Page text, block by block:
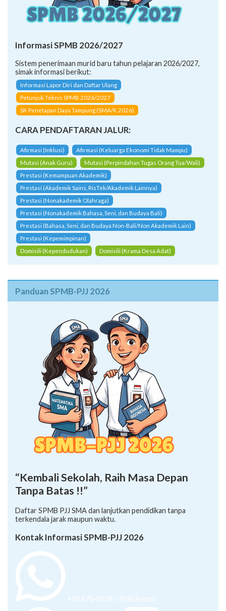
Informasi SPMB 2026/2027
Sistem penerimaan murid baru tahun pelajaran 2026/2027,
simak informasi berikut:
Informasi Lapor Diri dan Daftar Ulang
Petunjuk Teknis SPMB 2026/2027
SK Penetapan Daya Tampung (SMA/K 2026)
CARA PENDAFTARAN JALUR:
Afirmasi (Inklusi)
Afirmasi (Keluarga Ekonomi Tidak Mampu)
Mutasi (Anak Guru)
Mutasi (Perpindahan Tugas Orang Tua/Wali)
Prestasi (Kemampuan Akademik)
Prestasi (Akademik Sains, RisTek/Akademik Lainnya)
Prestasi (Nonakademik Olahraga)
Prestasi (Nonakademik Bahasa, Seni, dan Budaya Bali)
Prestasi (Bahasa, Seni, dan Budaya Non-Bali/Non Akademik Lain)
Prestasi (Kepemimpinan)
Domisili (Kependudukan)
Domisili (Krama Desa Adat)
Panduan SPMB-PJJ 2026
“Kembali Sekolah, Raih Masa Depan
Tanpa Batas !!”
Daftar SPMB PJJ SMA dan lanjutkan pendidikan tanpa
terkendala jarak maupun waktu.
Kontak Informasi SPMB-PJJ 2026
+62 878-8528-5958 (Ayumi)